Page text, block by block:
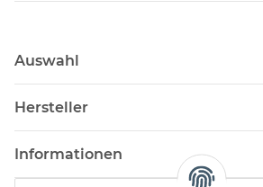
Auswahl
Hersteller
Informationen